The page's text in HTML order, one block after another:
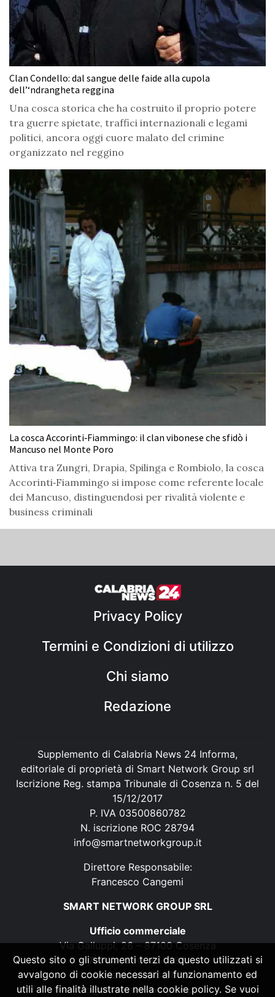
Clan Condello: dal sangue delle faide alla cupola
dell’‘ndrangheta reggina
Una cosca storica che ha costruito il proprio potere
tra guerre spietate, traffici internazionali e legami
politici, ancora oggi cuore malato del crimine
organizzato nel reggino
La cosca Accorinti‑Fiammingo: il clan vibonese che sfidò i
Mancuso nel Monte Poro
Attiva tra Zungri, Drapia, Spilinga e Rombiolo, la cosca
Accorinti‑Fiammingo si impose come referente locale
dei Mancuso, distinguendosi per rivalità violente e
business criminali
Privacy Policy
Termini e Condizioni di utilizzo
Chi siamo
Redazione
Supplemento di Calabria News 24 Informa,
editoriale di proprietà di Smart Network Group srl
Iscrizione Reg. stampa Tribunale di Cosenza n. 5 del
15/12/2017
P. IVA 03500860782
N. iscrizione ROC 28794
info@smartnetworkgroup.it
Direttore Responsabile:
Francesco Cangemi
SMART NETWORK GROUP SRL
Ufficio commerciale
Via Galluppi, 26 – 87100 Cosenza
P. IVA 03500860782
N. iscrizione ROC 28794
info@smartnetworkgroup.it
Questo sito o gli strumenti terzi da questo utilizzati si
avvalgono di cookie necessari al funzionamento ed
utili alle finalità illustrate nella cookie policy. Se vuoi